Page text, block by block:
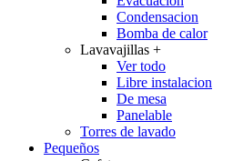
Condensacion
Bomba de calor
Lavavajillas +
Ver todo
Libre instalacion
De mesa
Panelable
Torres de lavado
Pequeños